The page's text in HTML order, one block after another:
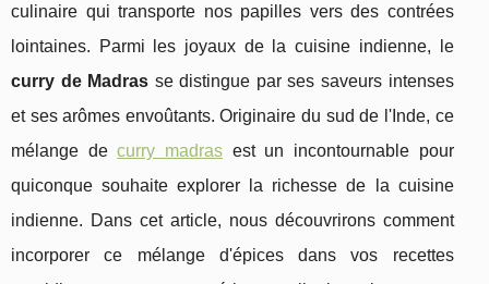
culinaire qui transporte nos papilles vers des contrées
lointaines. Parmi les joyaux de la cuisine indienne, le
curry de Madras se distingue par ses saveurs intenses
et ses arômes envoûtants. Originaire du sud de l'Inde, ce
mélange decurry madrasest un incontournable pour
quiconque souhaite explorer la richesse de la cuisine
indienne. Dans cet article, nous découvrirons comment
incorporer ce mélange d'épices dans vos recettes